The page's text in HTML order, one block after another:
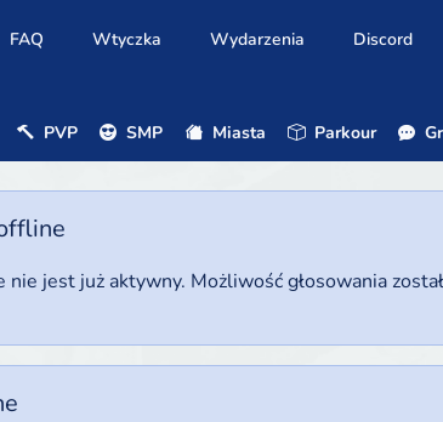
FAQ Wtyczka Wydarzenia Discord
PVP SMP Miasta Parkour
jest już aktywny. Możliwość głosowania